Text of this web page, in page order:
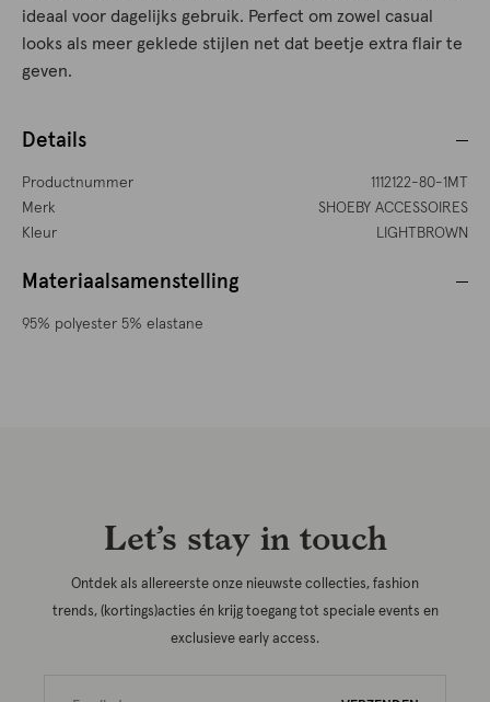
ideaal voor dagelijks gebruik. Perfect om zowel casual
looks als meer geklede stijlen net dat beetje extra flair te
geven.
Details
Productnummer
1112122-80-1MT
Merk
SHOEBY ACCESSOIRES
Kleur
LIGHTBROWN
Materiaalsamenstelling
95% polyester 5% elastane
Let’s stay in touch
Ontdek als allereerste onze nieuwste collecties, fashion
trends, (kortings)acties én krijg toegang tot speciale events en
exclusieve early access.